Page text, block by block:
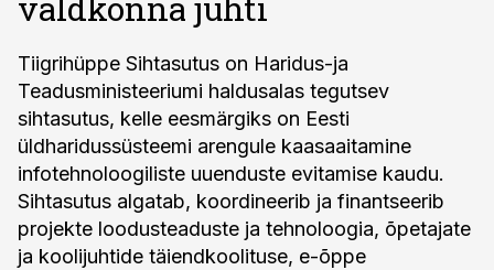
Tiigrihüppe Sihtasutus on Haridus-ja
Teadusministeeriumi haldusalas tegutsev
sihtasutus, kelle eesmärgiks on Eesti
üldharidussüsteemi arengule kaasaaitamine
infotehnoloogiliste uuenduste evitamise kaudu.
Sihtasutus algatab, koordineerib ja finantseerib
projekte loodusteaduste ja tehnoloogia, õpetajate
ja koolijuhtide täiendkoolituse, e-õppe